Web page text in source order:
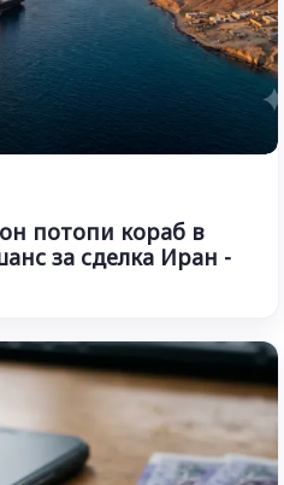
потопи кораб в
за сделка Иран -